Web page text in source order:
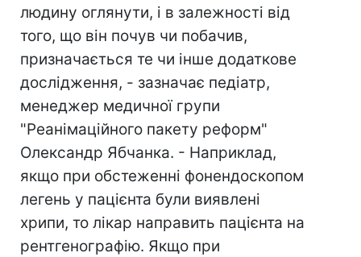
людину оглянути, і в залежності від
того, що він почув чи побачив,
призначається те чи інше додаткове
дослідження, - зазначає педіатр,
менеджер медичної групи
"Реанімаційного пакету реформ"
Олександр Ябчанка. - Наприклад,
якщо при обстеженні фонендоскопом
легень у пацієнта були виявлені
хрипи, то лікар направить пацієнта на
рентгенографію. Якщо при